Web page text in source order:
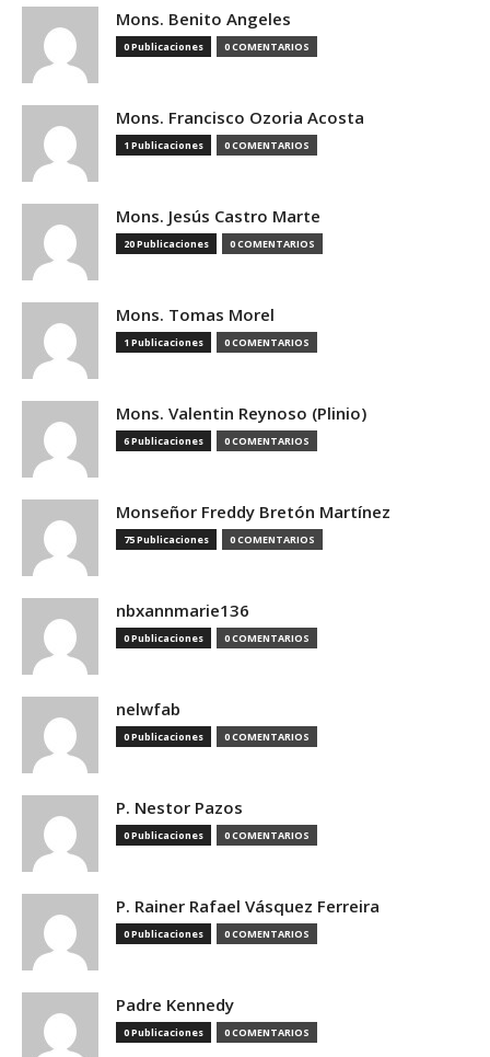
Mons. Benito Angeles
0 Publicaciones 0 COMENTARIOS
Mons. Francisco Ozoria Acosta
1 Publicaciones 0 COMENTARIOS
Mons. Jesús Castro Marte
20 Publicaciones 0 COMENTARIOS
Mons. Tomas Morel
1 Publicaciones 0 COMENTARIOS
Mons. Valentin Reynoso (Plinio)
6 Publicaciones 0 COMENTARIOS
Monseñor Freddy Bretón Martínez
75 Publicaciones 0 COMENTARIOS
nbxannmarie136
0 Publicaciones 0 COMENTARIOS
nelwfab
0 Publicaciones 0 COMENTARIOS
P. Nestor Pazos
0 Publicaciones 0 COMENTARIOS
P. Rainer Rafael Vásquez Ferreira
0 Publicaciones 0 COMENTARIOS
Padre Kennedy
0 Publicaciones 0 COMENTARIOS